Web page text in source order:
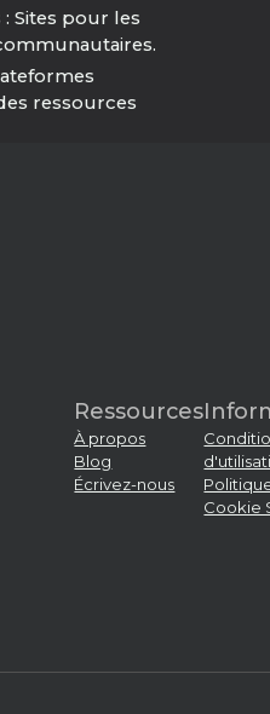
Sites pour les
ressources
Ressources
À propos
Blog
Écrivez-nous
Cookie